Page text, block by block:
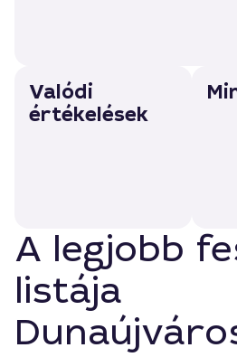
Valódi
értékelések
A legjobb
listája